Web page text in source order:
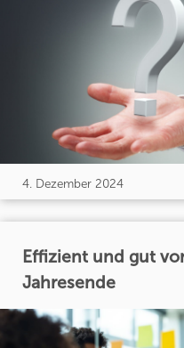
4. Dezember 2024
Effizient und gut
Jahresende